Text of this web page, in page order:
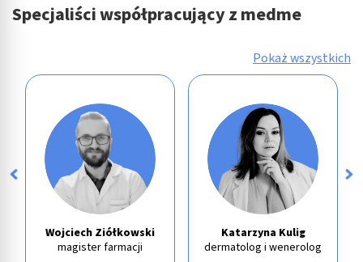
Specjaliści współpracujący z medme
Pokaż wszystkich
Wojciech Ziółkowski
magister farmacji
Katarzyna Kulig
dermatolog i wenerolog